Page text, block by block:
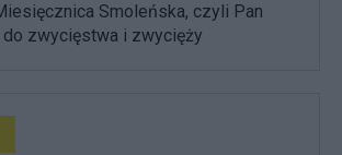
Smoleńska, czyli Pan
zwycięstwa i zwycięży